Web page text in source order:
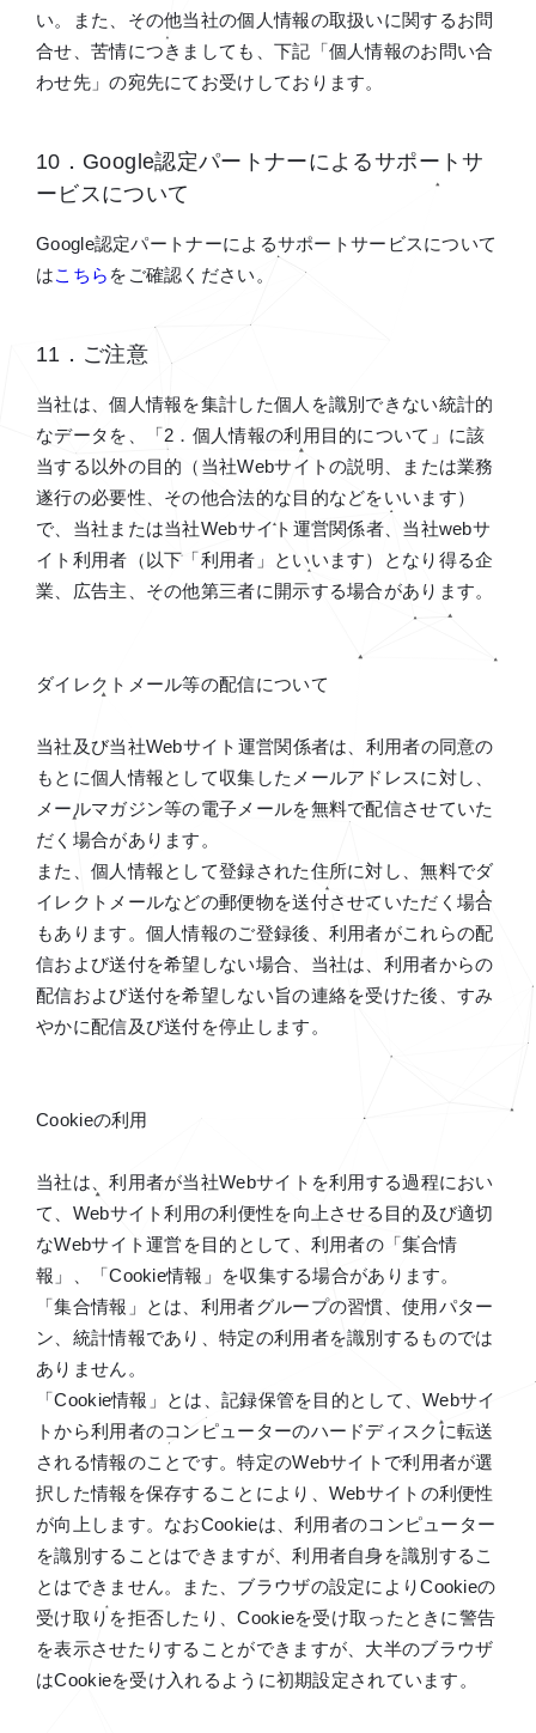
い。また、その他当社の個人情報の取扱いに関するお問
合せ、苦情につきましても、下記「個人情報のお問い合
わせ先」の宛先にてお受けしております。
10．Google認定パートナーによるサポートサ
ービスについて
Google認定パートナーによるサポートサービスについて
はこちら をご確認ください。
11．ご注意
当社は、個人情報を集計した個人を識別できない統計的
なデータを、「2．個人情報の利用目的について」に該
当する以外の目的（当社Webサイトの説明、または業務
遂行の必要性、その他合法的な目的などをいいます）
で、当社または当社Webサイト運営関係者、当社webサ
イト利用者（以下「利用者」といいます）となり得る企
業、広告主、その他第三者に開示する場合があります。
ダイレクトメール等の配信について
当社及び当社Webサイト運営関係者は、利用者の同意の
もとに個人情報として収集したメールアドレスに対し、
メールマガジン等の電子メールを無料で配信させていた
だく場合があります。
また、個人情報として登録された住所に対し、無料でダ
イレクトメールなどの郵便物を送付させていただく場合
もあります。個人情報のご登録後、利用者がこれらの配
信および送付を希望しない場合、当社は、利用者からの
配信および送付を希望しない旨の連絡を受けた後、すみ
やかに配信及び送付を停止します。
Cookieの利用
当社は、利用者が当社Webサイトを利用する過程におい
て、Webサイト利用の利便性を向上させる目的及び適切
なWebサイト運営を目的として、利用者の「集合情
報」、「Cookie情報」を収集する場合があります。
「集合情報」とは、利用者グループの習慣、使用パター
ン、統計情報であり、特定の利用者を識別するものでは
ありません。
「Cookie情報」とは、記録保管を目的として、Webサイ
トから利用者のコンピューターのハードディスクに転送
される情報のことです。特定のWebサイトで利用者が選
択した情報を保存することにより、Webサイトの利便性
が向上します。なおCookieは、利用者のコンピューター
を識別することはできますが、利用者自身を識別するこ
とはできません。また、ブラウザの設定によりCookieの
受け取りを拒否したり、Cookieを受け取ったときに警告
を表示させたりすることができますが、大半のブラウザ
はCookieを受け入れるように初期設定されています。